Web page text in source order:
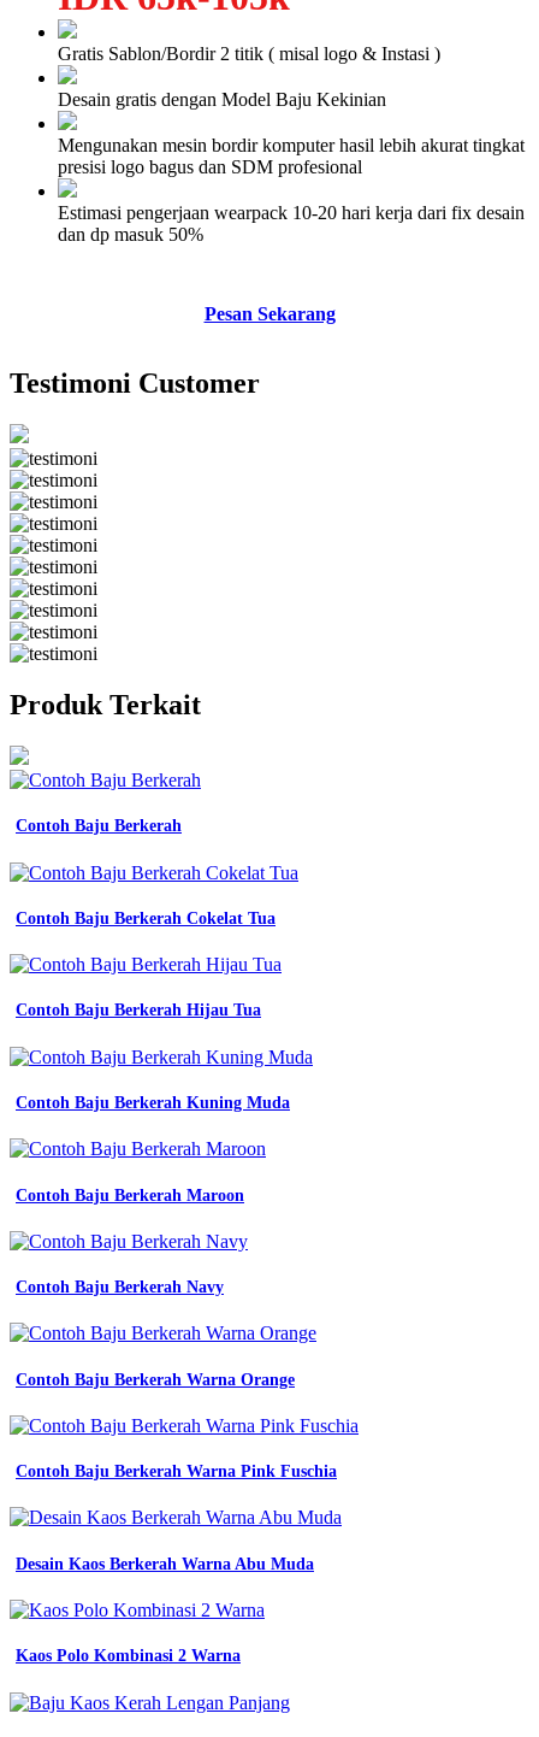
Gratis Sablon/Bordir 2 titik ( misal logo & Instasi )
Desain gratis dengan Model Baju Kekinian
Mengunakan mesin bordir komputer hasil lebih akurat tingkat
presisi logo bagus dan SDM profesional
Estimasi pengerjaan wearpack 10-20 hari kerja dari fix desain
dan dp masuk 50%
Pesan Sekarang
Testimoni Customer
Produk Terkait
Contoh Baju Berkerah
Contoh Baju Berkerah Cokelat Tua
Contoh Baju Berkerah Hijau Tua
Contoh Baju Berkerah Kuning Muda
Contoh Baju Berkerah Maroon
Contoh Baju Berkerah Navy
Contoh Baju Berkerah Warna Orange
Contoh Baju Berkerah Warna Pink Fuschia
Desain Kaos Berkerah Warna Abu Muda
Kaos Polo Kombinasi 2 Warna